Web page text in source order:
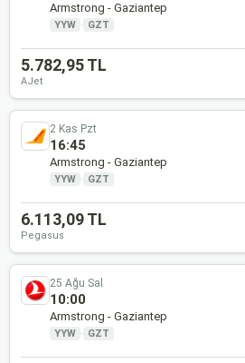
Armstrong - Gaziantep
YYW · GZT
5.782,95 TL
AJet
2 Kas Pzt
16:45
Armstrong - Gaziantep
YYW · GZT
6.113,09 TL
Pegasus
25 Ağu Sal
10:00
Armstrong - Gaziantep
YYW · GZT